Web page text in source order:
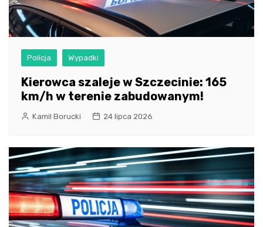
Policja Wypadki
Kierowca szaleje w Szczecinie: 165
km/h w terenie zabudowanym!
Kamil Borucki 24 lipca 2026